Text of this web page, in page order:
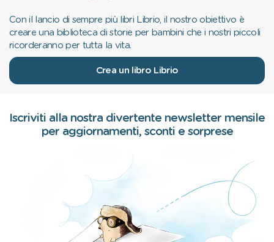
Con il lancio di sempre più libri Librio, il nostro obiettivo è
creare una biblioteca di storie per bambini che i nostri piccoli
ricorderanno per tutta la vita.
Crea un libro Librio
Iscriviti alla nostra divertente newsletter mensile
per aggiornamenti, sconti e sorprese